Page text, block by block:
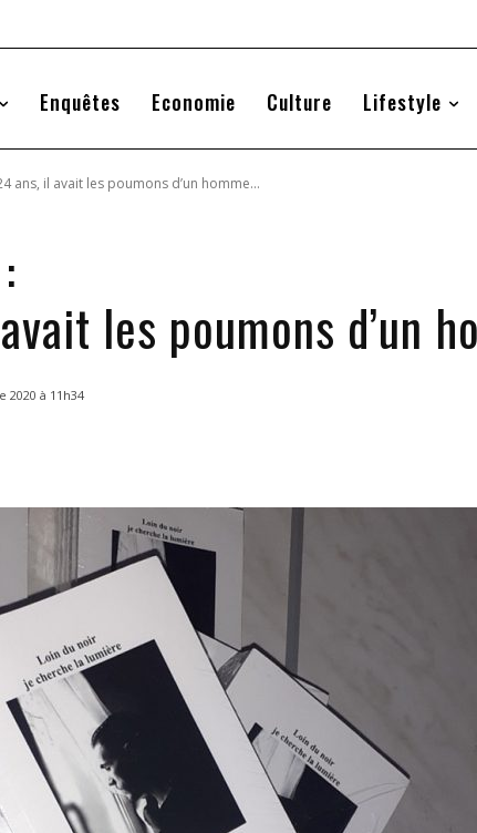
Enquêtes Economie Culture Lifestyle
ans, il avait les poumons d’un homme...
les poumons d’un
2020 à 11h34